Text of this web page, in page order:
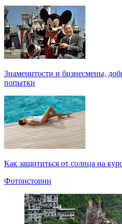
Знаменитости и бизнесмены,
попытки
Как защититься от солнца на
Фотоистории